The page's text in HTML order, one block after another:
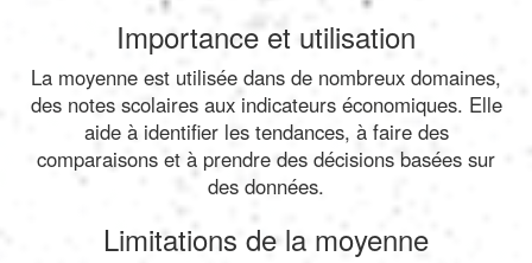
Importance et utilisation
La moyenne est utilisée dans de nombreux domaines,
des notes scolaires aux indicateurs économiques. Elle
aide à identifier les tendances, à faire des
comparaisons et à prendre des décisions basées sur
des données.
Limitations de la moyenne